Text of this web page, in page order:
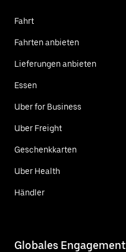
Fahrt
Fahrten anbieten
Lieferungen anbieten
Essen
Uber for Business
Uber Freight
Geschenkkarten
Uber Health
Händler
Globales Engagement